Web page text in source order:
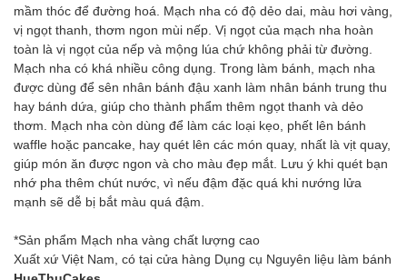
mầm thóc để đường hoá. Mạch nha có độ dẻo dai, màu hơi vàng,
vị ngọt thanh, thơm ngon mùi nếp. Vị ngọt của mạch nha hoàn
toàn là vị ngọt của nếp và mộng lúa chứ không phải từ đường.
Mạch nha có khá nhiều công dụng. Trong làm bánh, mạch nha
được dùng để sên nhân bánh đậu xanh làm nhân bánh trung thu
hay bánh dứa, giúp cho thành phẩm thêm ngọt thanh và dẻo
thơm. Mạch nha còn dùng để làm các loại kẹo, phết lên bánh
waffle hoặc pancake, hay quét lên các món quay, nhất là vịt quay,
giúp món ăn được ngon và cho màu đẹp mắt. Lưu ý khi quét bạn
nhớ pha thêm chút nước, vì nếu đậm đặc quá khi nướng lửa
mạnh sẽ dễ bị bắt màu quá đậm.
*Sản phẩm Mạch nha vàng chất lượng cao
Xuất xứ Việt Nam, có tại cửa hàng Dụng cụ Nguyên liệu làm bánh